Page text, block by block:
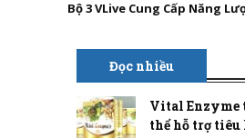
Bộ 3 VLive Cung Cấp Năng
Đọc nhiều
Vital Enzyme
thể hỗ trợ tiêu